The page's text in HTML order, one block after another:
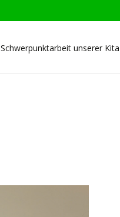
Schwerpunktarbeit unserer Kita